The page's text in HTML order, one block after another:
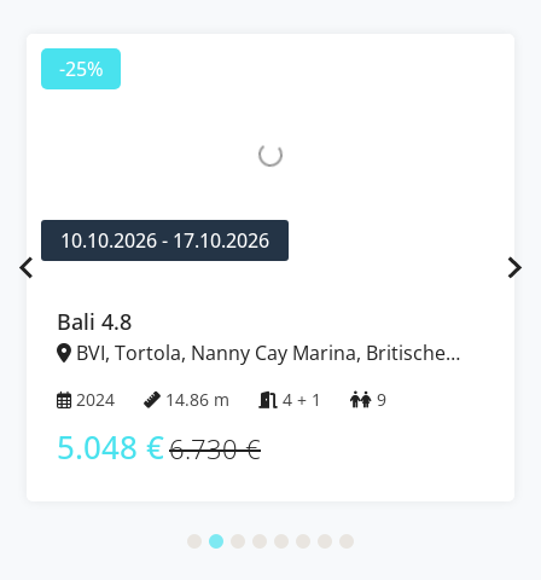
-25%
10.10.2026 - 17.10.2026
Bali 4.8
BVI, Tortola, Nanny Cay Marina, Britische
2024 14.86 m 4 + 1 9
5.048 €6.730 €